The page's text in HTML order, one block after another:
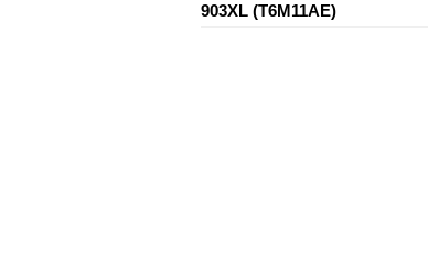
903XL (T6M11AE)